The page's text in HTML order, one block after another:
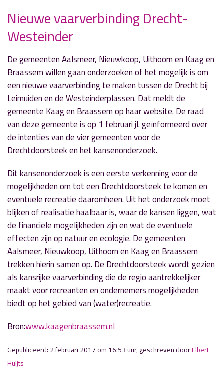
« Vorig nieuwsbericht
Open huis nieuwe raadzaal
2 februari 2017
Vernieuwde raadzaal geopend
4 februari 2017
Nieuwe vaarverbinding Drecht-
Westeinder
De gemeenten Aalsmeer, Nieuwkoop, Uithoorn en Kaag en
Braassem willen gaan onderzoeken of het mogelijk is om
een nieuwe vaarverbinding te maken tussen de Drecht bij
Leimuiden en de Westeinderplassen. Dat meldt de
gemeente Kaag en Braassem op haar website. De raad
van deze gemeente is op 1 februari jl. geïnformeerd over
de intenties van de vier gemeenten voor de
Drechtdoorsteek en het kansenonderzoek.
Dit kansenonderzoek is een eerste verkenning voor de
mogelijkheden om tot een Drechtdoorsteek te komen en
eventuele recreatie daaromheen. Uit het onderzoek moet
blijken of realisatie haalbaar is, waar de kansen liggen, wat
de financiële mogelijkheden zijn en wat de eventuele
effecten zijn op natuur en ecologie. De gemeenten
Aalsmeer, Nieuwkoop, Uithoorn en Kaag en Braassem
trekken hierin samen op. De Drechtdoorsteek wordt gezien
als kansrijke vaarverbinding die de regio aantrekkelijker
maakt voor recreanten en ondernemers mogelijkheden
biedt op het gebied van (water)recreatie.
Bron:www.kaagenbraassem.nl
Gepubliceerd: 2 februari 2017 om 16:53 uur, geschreven doorElbert
Huijts